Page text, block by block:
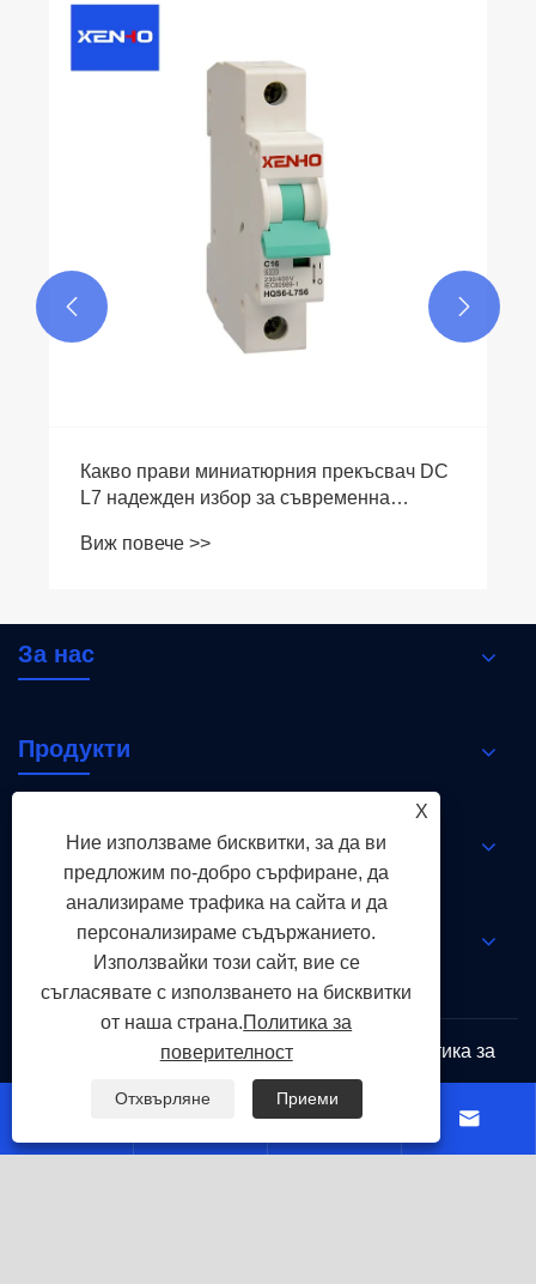
Какво прави миниатюрния прекъсвач DC
L7 надежден избор за съвременна
Виж повече >>
 
За нас
Продукти
Новини
Свържете се с нас
Sitemap RSS
Политика за
поверителност
 
X
Ние използваме бисквитки, за да ви
предложим по-добро сърфиране, да
анализираме трафика на сайта и да
персонализираме съдържанието.
Използвайки този сайт, вие се
съгласявате с използването на бисквитки
от наша страна.Политика за
поверителност
Отхвърляне Приеми